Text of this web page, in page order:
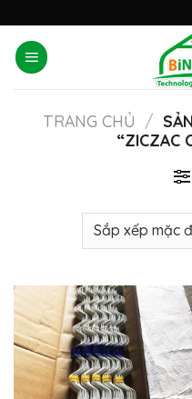
content
TRANG CHỦ /
“ZICZAC